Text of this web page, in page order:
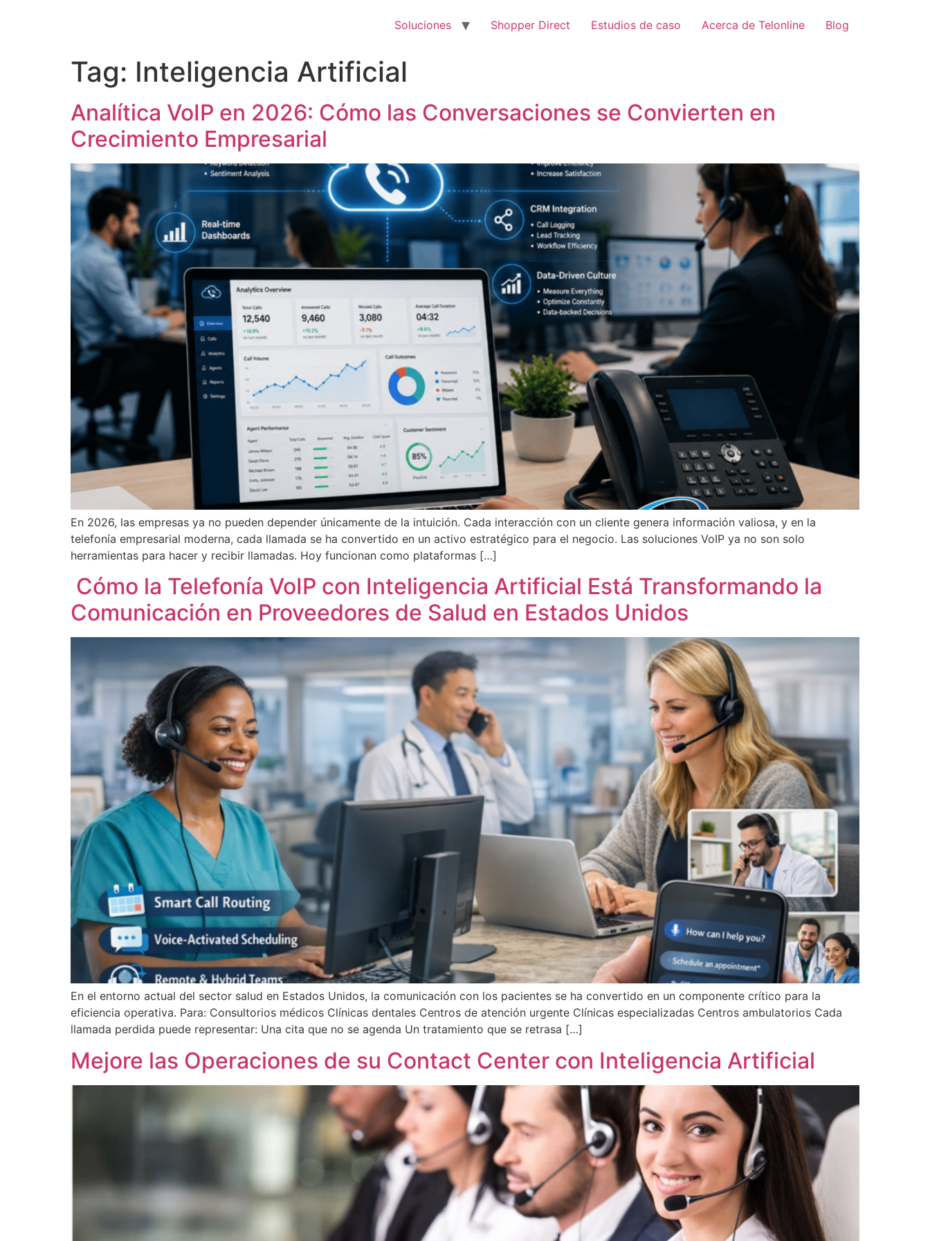
Soluciones Shopper Direct Estudios de caso Acerca de Telonline Blog
Tag: Inteligencia Artificial
Analítica VoIP en 2026: Cómo las Conversaciones se Convierten en
Crecimiento Empresarial
En 2026, las empresas ya no pueden depender únicamente de la intuición. Cada interacción con un cliente genera información valiosa, y en la
telefonía empresarial moderna, cada llamada se ha convertido en un activo estratégico para el negocio. Las soluciones VoIP ya no son solo
herramientas para hacer y recibir llamadas. Hoy funcionan como plataformas […]
Cómo la Telefonía VoIP con Inteligencia Artificial Está Transformando la
Comunicación en Proveedores de Salud en Estados Unidos
En el entorno actual del sector salud en Estados Unidos, la comunicación con los pacientes se ha convertido en un componente crítico para la
eficiencia operativa. Para: Consultorios médicos Clínicas dentales Centros de atención urgente Clínicas especializadas Centros ambulatorios Cada
llamada perdida puede representar: Una cita que no se agenda Un tratamiento que se retrasa […]
Mejore las Operaciones de su Contact Center con Inteligencia Artificial